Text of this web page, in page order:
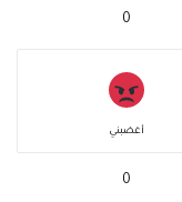
0
أغضبني
0